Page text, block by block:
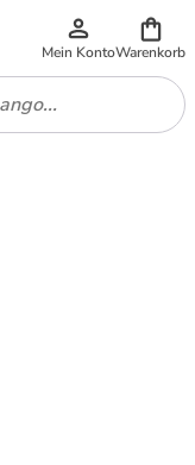
Mein KontoWarenkorb